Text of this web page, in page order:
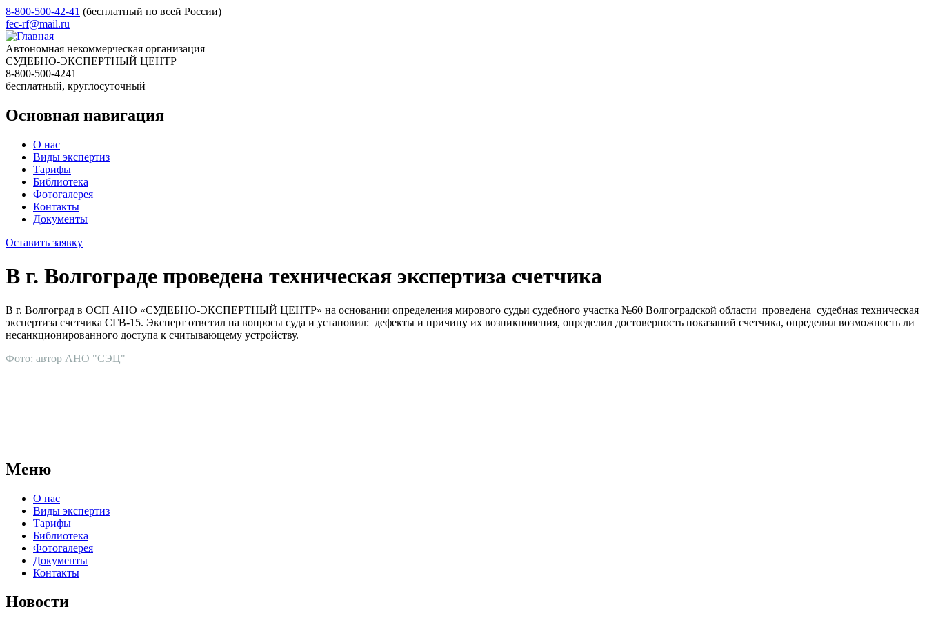
8-800-500-42-41 (бесплатный по всей России)
fec-rf@mail.ru
Автономная некоммерческая организация
СУДЕБНО-ЭКСПЕРТНЫЙ ЦЕНТР
8-800-500-4241
бесплатный, круглосуточный
Основная навигация
О нас
Виды экспертиз
Тарифы
Библиотека
Фотогалерея
Контакты
Документы
Оставить заявку
В г. Волгограде проведена техническая экспертиза счетчика
В г. Волгоград в ОСП АНО «СУДЕБНО-ЭКСПЕРТНЫЙ ЦЕНТР» на основании определения мирового судьи судебного участка №60 Волгоградской области проведена судебная техническая
экспертиза счетчика СГВ-15. Эксперт ответил на вопросы суда и установил: дефекты и причину их возникновения, определил достоверность показаний счетчика, определил возможность ли
несанкционированного доступа к считывающему устройству.
Фото: автор АНО "СЭЦ"
Меню
О нас
Виды экспертиз
Тарифы
Библиотека
Фотогалерея
Документы
Контакты
Новости